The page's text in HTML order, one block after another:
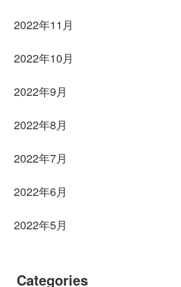
2022年11月
2022年10月
2022年9月
2022年8月
2022年7月
2022年6月
2022年5月
Categories